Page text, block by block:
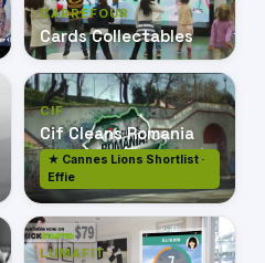
CARREFOUR
Cards Collectables
CIF
Cif Cleans Romania
★ Cannes Lions Shortlist ·
Effie
LUMAFIT